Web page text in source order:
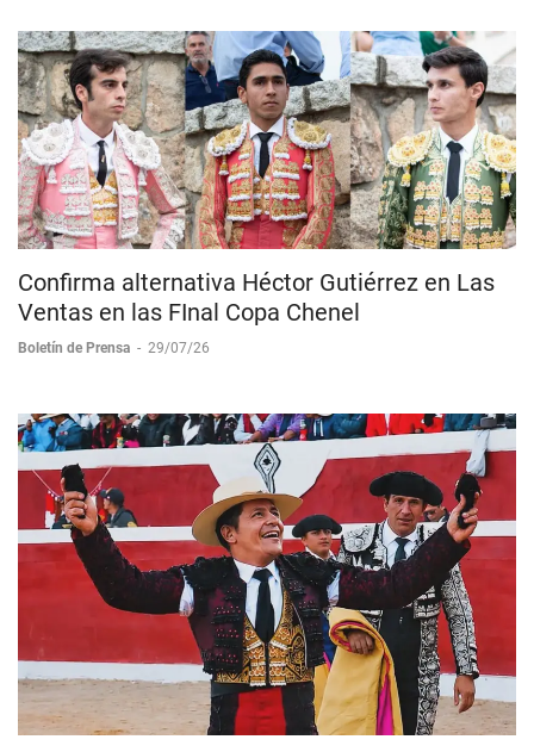
Confirma alternativa Héctor Gutiérrez en Las
Ventas en las FInal Copa Chenel
Boletín de Prensa - 29/07/26